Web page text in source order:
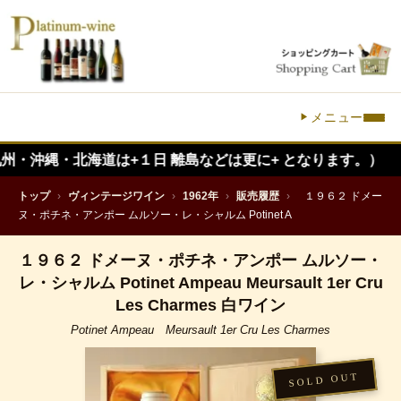
メニュー
海道は+１日 離島などは更に+ となります。）
トップ › ヴィンテージワイン › 1962年 › 販売履歴 ›
１９６２ ドメー
ヌ・ポチネ・アンポー ムルソー・レ・シャルム Potinet A
１９６２ ドメーヌ・ポチネ・アンポー ムルソー・
レ・シャルム Potinet Ampeau Meursault 1er Cru
Les Charmes 白ワイン
Potinet Ampeau Meursault 1er Cru Les Charmes